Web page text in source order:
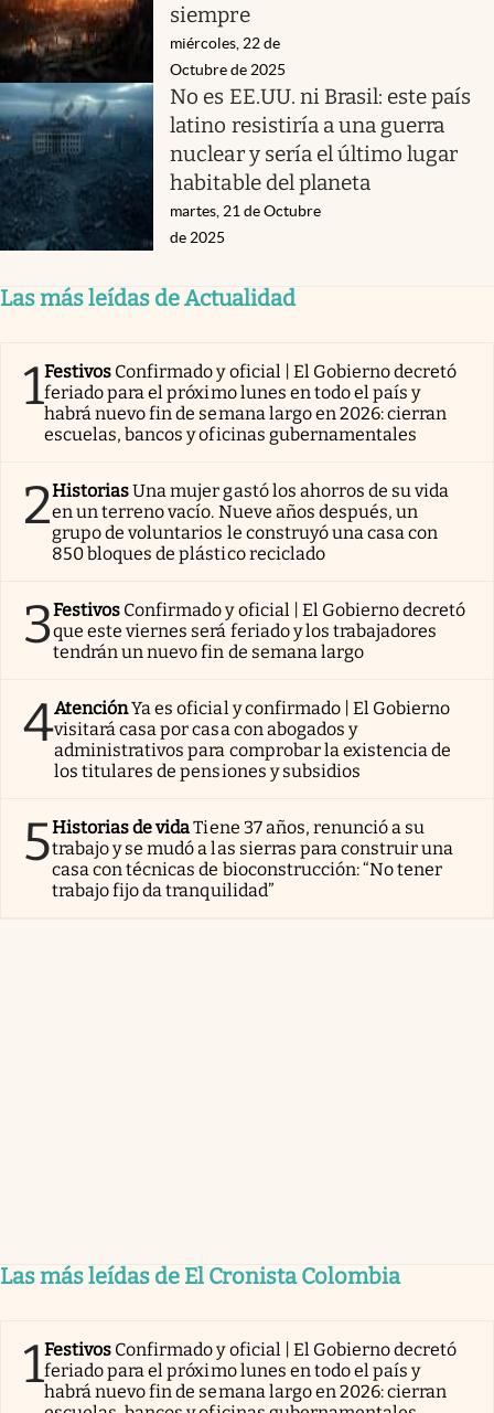
siempre
miércoles, 22 de
Octubre de 2025
No es EE.UU. ni Brasil: este país
latino resistiría a una guerra
nuclear y sería el último lugar
habitable del planeta
martes, 21 de Octubre
de 2025
Las más leídas de Actualidad
1Festivos Confirmado y oficial | El Gobierno decretó
feriado para el próximo lunes en todo el país y
habrá nuevo fin de semana largo en 2026: cierran
escuelas, bancos y oficinas gubernamentales
2HistoriasUna mujer gastó los ahorros de su vida
en un terreno vacío. Nueve años después, un
grupo de voluntarios le construyó una casa con
850 bloques de plástico reciclado
3Festivos Confirmado y oficial | El Gobierno decretó
que este viernes será feriado y los trabajadores
tendrán un nuevo fin de semana largo
4AtenciónYa es oficial y confirmado | El Gobierno
visitará casa por casa con abogados y
administrativos para comprobar la existencia de
los titulares de pensiones y subsidios
5Historias de vidaTiene 37 años, renunció a su
trabajo y se mudó a las sierras para construir una
casa con técnicas de bioconstrucción: “No tener
trabajo fijo da tranquilidad”
Las más leídas de El Cronista Colombia
1Festivos Confirmado y oficial | El Gobierno decretó
feriado para el próximo lunes en todo el país y
habrá nuevo fin de semana largo en 2026: cierran